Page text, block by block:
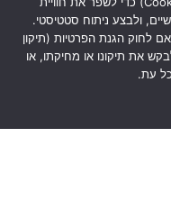
פילת,
מאשר את
ולבצע ניתוח סטטיסטי.
לחוק הגנת הפרטיות (תיקון
את תיקונו או מחיקתו, או
עת.